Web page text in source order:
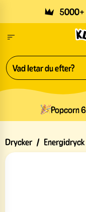
5000+
Popcorn
Drycker / Energidryck